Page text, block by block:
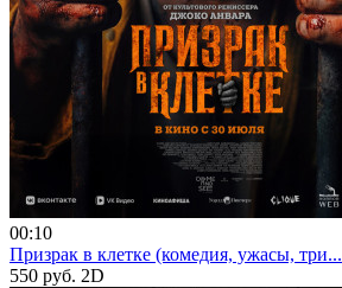
00:10
Призрак в клетке (комедия, ужасы, три...
550 руб. 2D